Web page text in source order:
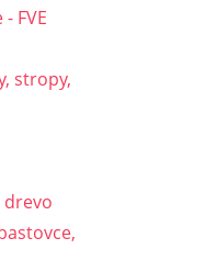
FVE
stropy,
drevo